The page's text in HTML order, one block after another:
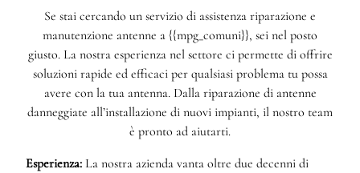
Se stai cercando un servizio di assistenza riparazione e
manutenzione antenne a {{mpg_comuni}}, sei nel posto
giusto. La nostra esperienza nel settore ci permette di offrire
soluzioni rapide ed efficaci per qualsiasi problema tu possa
avere con la tua antenna. Dalla riparazione di antenne
danneggiate all’installazione di nuovi impianti, il nostro team
è pronto ad aiutarti.
Esperienza: La nostra azienda vanta oltre due decenni di